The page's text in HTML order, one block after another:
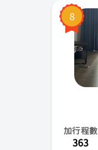
8
加行程數
363